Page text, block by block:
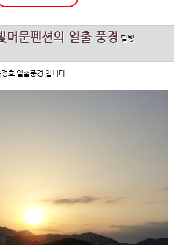
머문펜션의 일출 풍경 달빛
호 일출풍경 입니다.